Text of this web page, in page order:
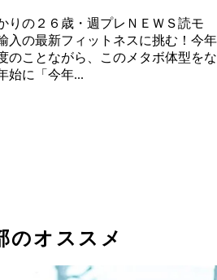
りの２６歳・週プレＮＥＷＳ読モ
入の最新フィットネスに挑む！今年
ことながら、このメタボ体型をな
始に「今年...
のオススメ